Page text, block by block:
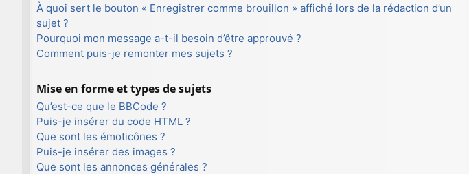
À quoi sert le bouton « Enregistrer comme brouillon » affiché lors de la rédaction d’un
sujet ?
Pourquoi mon message a-t-il besoin d’être approuvé ?
Comment puis-je remonter mes sujets ?
Mise en forme et types de sujets
Qu’est-ce que le BBCode ?
Puis-je insérer du code HTML ?
Que sont les émoticônes ?
Puis-je insérer des images ?
Que sont les annonces générales ?